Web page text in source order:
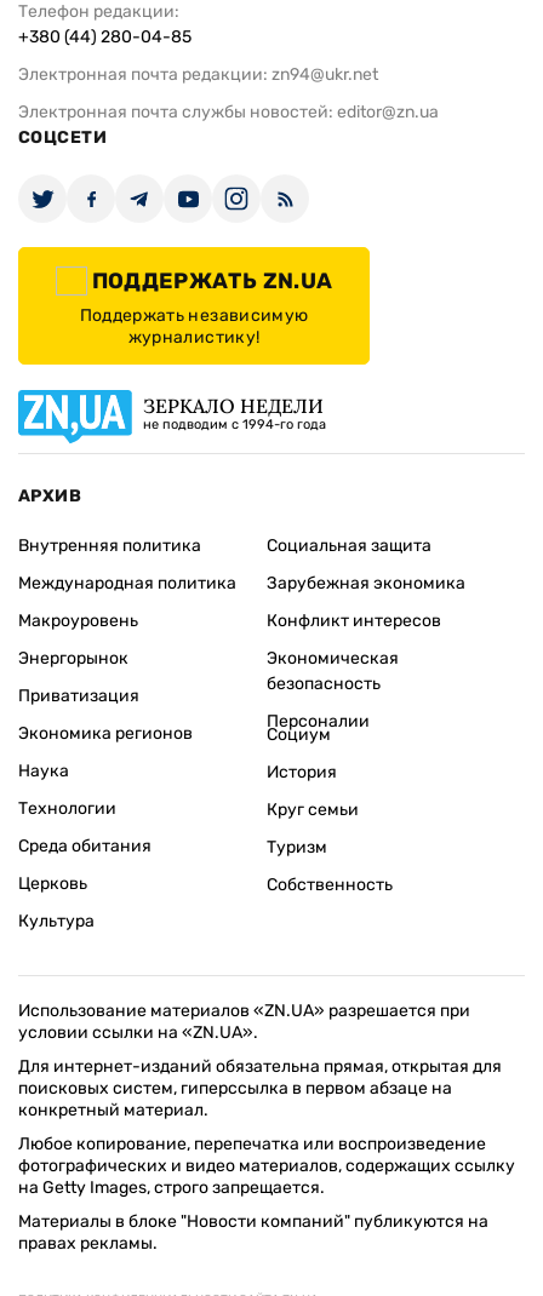
Телефон редакции:
+380 (44) 280-04-85
Электронная почта редакции: zn94@ukr.net
Электронная почта службы новостей: editor@zn.ua
СОЦСЕТИ
ПОДДЕРЖАТЬ ZN.UA
Поддержать независимую
журналистику!
ЗЕРКАЛО НЕДЕЛИ
не подводим с 1994-го года
АРХИВ
Внутренняя политика
Международная политика
Макроуровень
Энергорынок
Приватизация
Экономика регионов
Социальная защита
Зарубежная экономика
Конфликт интересов
Экономическая
безопасность
Персоналии
Наука
Технологии
Среда обитания
Церковь
Культура
Социум
История
Круг семьи
Туризм
Собственность
Использование материалов «ZN.UA» разрешается при
условии ссылки на «ZN.UA».
Для интернет-изданий обязательна прямая, открытая для
поисковых систем, гиперссылка в первом абзаце на
конкретный материал.
Любое копирование, перепечатка или воспроизведение
фотографических и видео материалов, содержащих ссылку
на Getty Images, строго запрещается.
Материалы в блоке "Новости компаний" публикуются на
правах рекламы.